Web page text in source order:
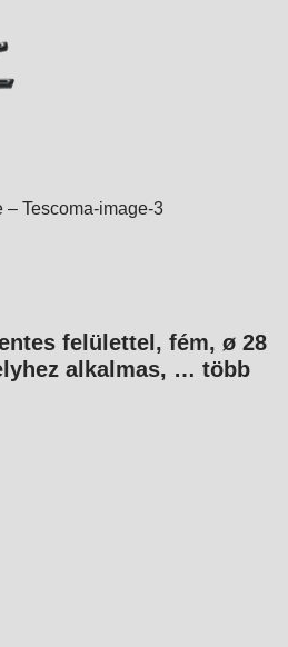
felülettel, fém, ø 28
alkalmas, … több